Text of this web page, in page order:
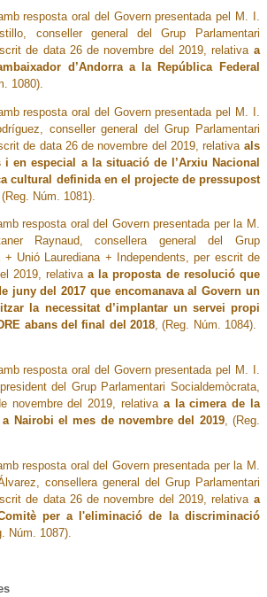
resposta oral del Govern presentada pel M. I.
conseller general del Grup Parlamentari
de data 26 de novembre del 2019, relativa a
d’Andorra a la República Federal
1080).
resposta oral del Govern presentada pel M. I.
conseller general del Grup Parlamentari
de data 26 de novembre del 2019, relativa als
i en especial a la situació de l’Arxiu Nacional
cultural definida en el projecte de pressupost
, (Reg. Núm. 1081).
resposta oral del Govern presentada per la M.
Raynaud, consellera general del Grup
+ Unió Laurediana + Independents, per escrit de
2019, relativaa la proposta de resolució que
juny del 2017 que encomanava al Govern un
la necessitat d’implantar un servei propi
abans del final del 2018, (Reg. Núm. 1084).
resposta oral del Govern presentada pel M. I.
del Grup Parlamentari Socialdemòcrata,
novembre del 2019, relativa a la cimera de la
Nairobi el mes de novembre del 2019, (Reg.
resposta oral del Govern presentada per la M.
consellera general del Grup Parlamentari
de data 26 de novembre del 2019, relativa a
per a l'eliminació de la discriminació
Núm. 1087).